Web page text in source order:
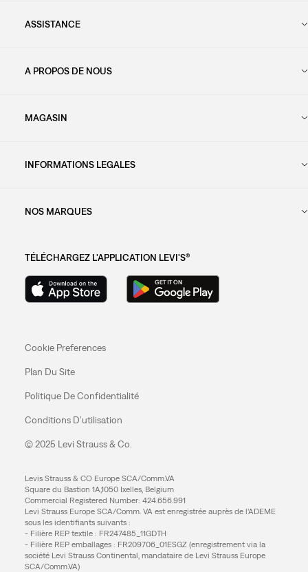
ASSISTANCE
A PROPOS DE NOUS
MAGASIN
INFORMATIONS LEGALES
NOS MARQUES
TÉLÉCHARGEZ L'APPLICATION LEVI'S®
Cookie Preferences
Plan Du Site
Politique De Confidentialité
Conditions D’utilisation
© 2025 Levi Strauss & Co.
Levis Strauss & CO Europe SCA/Comm.VA
Square du Bastion 1A,1050 Ixelles, Belgium
Commercial Registered Number: 424.656.991
Levi Strauss Europe SCA/Comm. VA est enregistrée auprès de l’ADEME
sous les identifiants suivants :
- Filière REP textile : FR247485_11GDTH
- Filière REP emballages : FR209706_01ESGZ (enregistrement via la
société Levi Strauss Continental, mandataire de Levi Strauss Europe
SCA/Comm.VA)